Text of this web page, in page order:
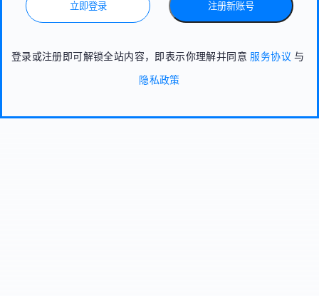
立即登录 注册新账号
登录或注册即可解锁全站内容，即表示你理解并同意 服务协议 与
隐私政策